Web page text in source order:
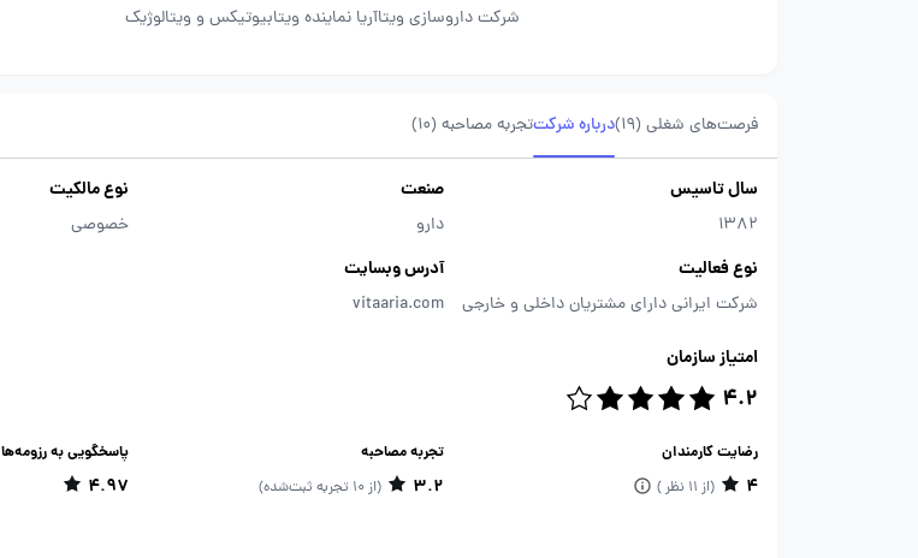
شرکت داروسازی ویتاآریا نماینده ویتابیوتیکس و ویتالوژیک
فرصت‌های شغلی (19) درباره شرکتتجربه مصاحبه (10)
سال تاسیس
1382
صنعت
دارو
نوع مالکیت
خصوصی
نوع فعالیت
شرکت ایرانی دارای مشتریان داخلی و خارجی
آدرس وبسایت
vitaaria.com
امتیاز سازمان
4.2
رضایت کارمندان
4 (از 11 نظر )
تجربه مصاحبه
3.2 (از 10 تجربه ثبت‌شده)
پاسخگویی به رزومه‌ها
4.97